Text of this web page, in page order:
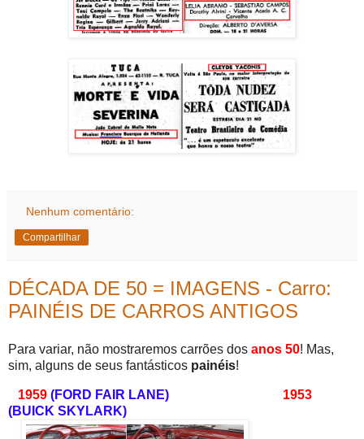
Nenhum comentário:
Compartilhar
DÉCADA DE 50 = IMAGENS - Carro:
PAINÉIS DE CARROS ANTIGOS
Para variar, não mostraremos carrões dos anos 50! Mas,
sim, alguns de seus fantásticos painéis!
1959 (FORD FAIR LANE)
1953
(BUICK SKYLARK)